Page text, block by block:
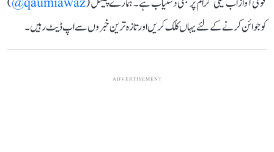
کو جوائن کرنے کے لئے یہاں کلک کریں اور تازہ ترین خبروں سے اپ ڈیٹ رہیں۔
ADVERTISEMENT